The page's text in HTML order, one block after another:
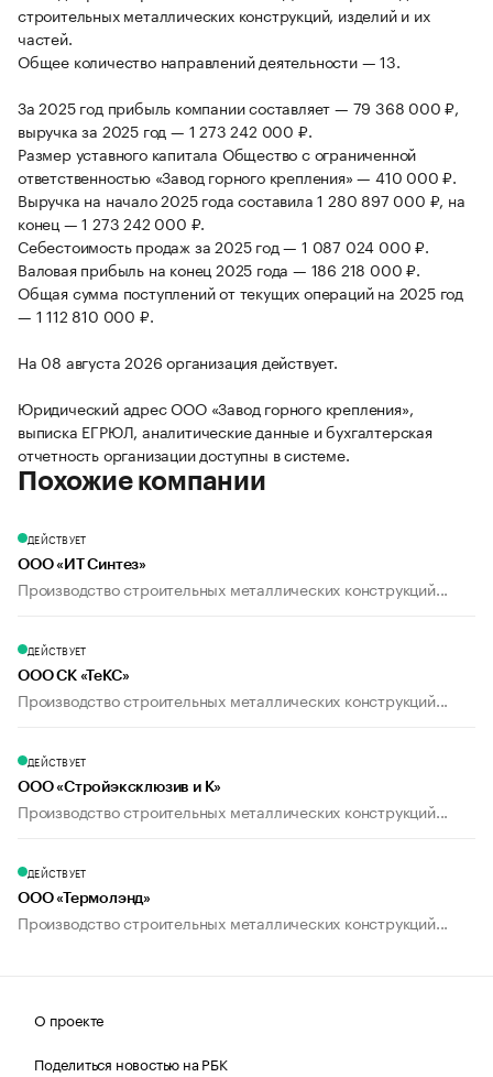
строительных металлических конструкций, изделий и их
частей.
Общее количество направлений деятельности — 13.
За 2025 год прибыль компании составляет — 79 368 000 ₽,
выручка за 2025 год — 1 273 242 000 ₽.
Размер уставного капитала Общество с ограниченной
ответственностью «Завод горного крепления» — 410 000 ₽.
Выручка на начало 2025 года составила 1 280 897 000 ₽, на
конец — 1 273 242 000 ₽.
Себестоимость продаж за 2025 год — 1 087 024 000 ₽.
Валовая прибыль на конец 2025 года — 186 218 000 ₽.
Общая сумма поступлений от текущих операций на 2025 год
— 1 112 810 000 ₽.
На 08 августа 2026 организация действует.
Юридический адрес ООО «Завод горного крепления»,
выписка ЕГРЮЛ, аналитические данные и бухгалтерская
отчетность организации доступны в системе.
Похожие компании
ДЕЙСТВУЕТ
ООО «ИТ Синтез»
Производство строительных металлических конструкций...
ДЕЙСТВУЕТ
ООО СК «ТеКС»
Производство строительных металлических конструкций...
ДЕЙСТВУЕТ
ООО «Стройэксклюзив и К»
Производство строительных металлических конструкций...
ДЕЙСТВУЕТ
ООО «Термолэнд»
Производство строительных металлических конструкций...
О проекте
Поделиться новостью на РБК